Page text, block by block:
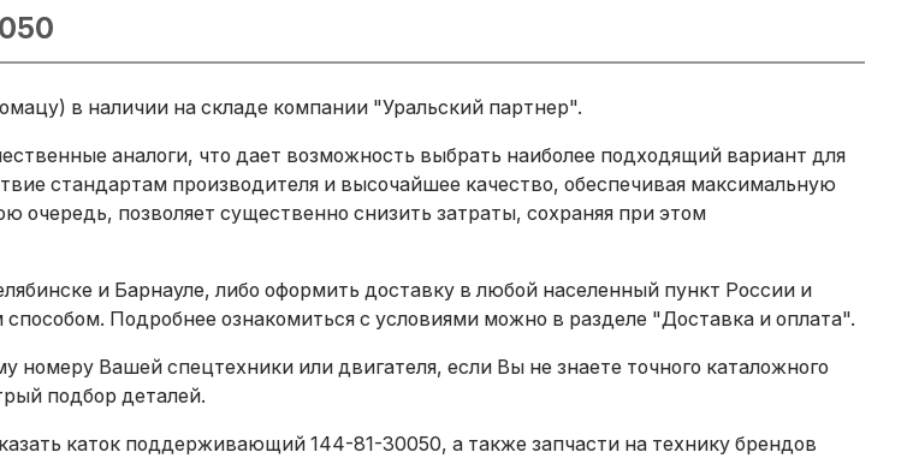
в наличии на складе компании "Уральский партнер".
аналоги, что дает возможность выбрать наиболее подходящий вариант для
стандартам производителя и высочайшее качество, обеспечивая максимальную
очередь, позволяет существенно снизить затраты, сохраняя при этом
и Барнауле, либо оформить доставку в любой населенный пункт России и
Подробнее ознакомиться с условиями можно в разделе "Доставка и оплата".
Вашей спецтехники или двигателя, если Вы не знаете точного каталожного
подбор деталей.
каток поддерживающий 144-81-30050, а также запчасти на технику брендов